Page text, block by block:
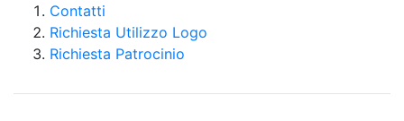
Contatti
Richiesta Utilizzo Logo
Richiesta Patrocinio